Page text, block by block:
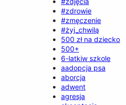
#zdrowie
#zmęczenie
#żyj_chwilą
500 zł na dziecko
500+
6-latkiw szkole
aadopcja psa
aborcja
adwent
agresja